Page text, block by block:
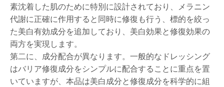
素沈着した肌のために特別に設計されており、メラニン
代謝に正確に作用すると同時に修復も行う、標的を絞っ
た美白有効成分を追加しており、美白効果と修復効果の
両方を実現します。
第二に、成分配合が異なります。一般的なドレッシング
はバリア修復成分をシンプルに配合することに重点を置
いていますが、本品は美白成分と修復成分を科学的に組